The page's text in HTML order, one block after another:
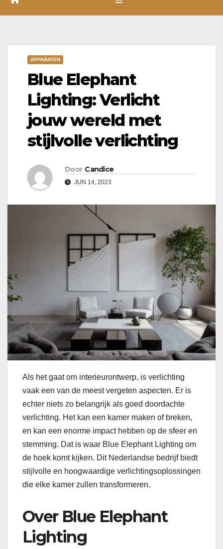
APPARATEN
Blue Elephant
Lighting: Verlicht
jouw wereld met
stijlvolle verlichting
Door Candice
JUN 14, 2023
Als het gaat om interieurontwerp, is verlichting
vaak een van de meest vergeten aspecten. Er is
echter niets zo belangrijk als goed doordachte
verlichting. Het kan een kamer maken of breken,
en kan een enorme impact hebben op de sfeer en
stemming. Dat is waar Blue Elephant Lighting om
de hoek komt kijken. Dit Nederlandse bedrijf biedt
stijlvolle en hoogwaardige verlichtingsoplossingen
die elke kamer zullen transformeren.
Over Blue Elephant
Lighting